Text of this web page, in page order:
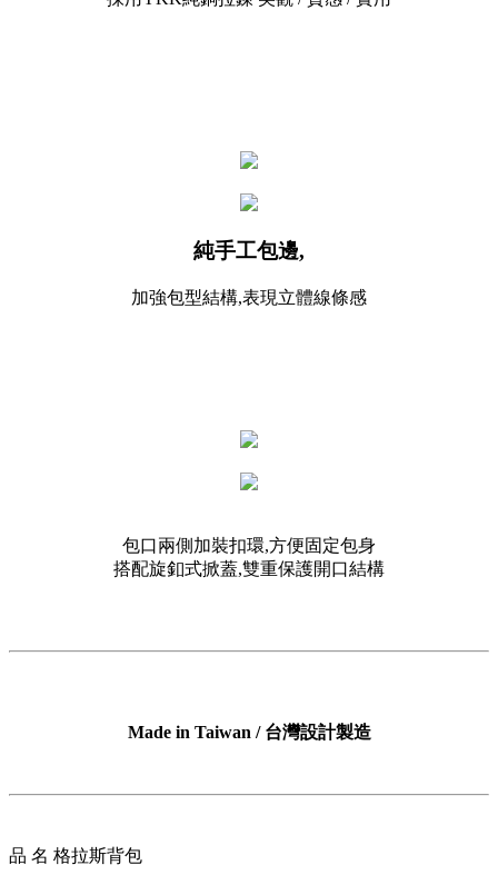
純手工包邊,
加強包型結構,表現立體線條感
包口兩側加裝扣環,方便固定包身
搭配旋釦式掀蓋,雙重保護開口結構
Made in Taiwan / 台灣設計製造
品 名 格拉斯背包